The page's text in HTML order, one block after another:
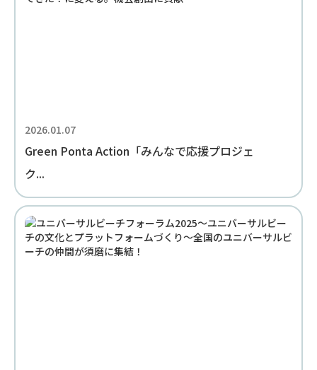
2026.01.07
Green Ponta Action「みんなで応援プロジェ
ク...